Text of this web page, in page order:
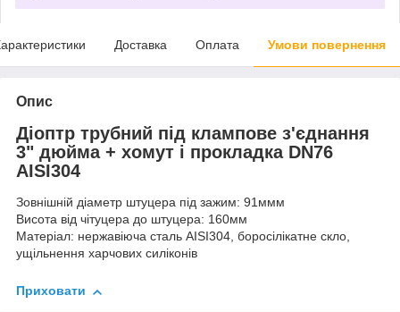
Доставка Оплата Умови повернення
Опис
Діоптр трубний під клампове з'єднання
3" дюйма + хомут і прокладка DN76
AISI304
Зовнішній діаметр штуцера під зажим: 91ммм
Висота від чітуцера до штуцера: 160мм
Матеріал: нержавіюча сталь AISI304, боросілікатне скло,
ущільнення харчових силіконів
Приховати